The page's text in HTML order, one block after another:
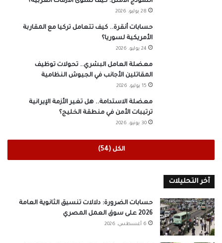
28 يوليو، 2026
حسابات أنقرة.. كيف تتعامل تركيا مع المقاربة
الأمريكية لسوريا؟
24 يوليو، 2026
معضلة العامل البشري.. تحولات توظيف
المقاتلين الأجانب في الجيوش النظامية
15 يوليو، 2026
معضلة الاستدامة.. هل تغير الأزمة الإيرانية
ترتيبات الأمن في منطقة الخليج؟
30 يونيو، 2026
الكل (54)
آخر التحليلات
حسابات الضرورة: دلالات تنسيق الثانوية العامة
2026 على سوق العمل المصري
6 أغسطس، 2026